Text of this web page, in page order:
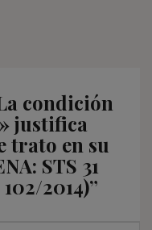
condición
justifica
trato en su
STS 31
2014)”